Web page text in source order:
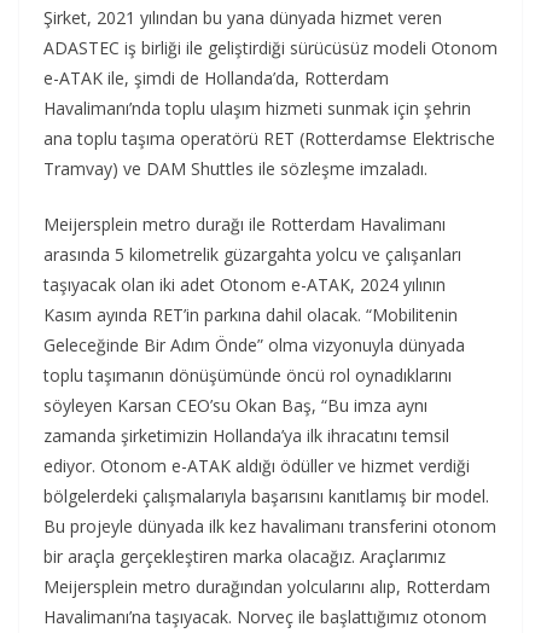
Şirket, 2021 yılından bu yana dünyada hizmet veren
ADASTEC iş birliği ile geliştirdiği sürücüsüz modeli Otonom
e-ATAK ile, şimdi de Hollanda’da, Rotterdam
Havalimanı’nda toplu ulaşım hizmeti sunmak için şehrin
ana toplu taşıma operatörü RET (Rotterdamse Elektrische
Tramvay) ve DAM Shuttles ile sözleşme imzaladı.
Meijersplein metro durağı ile Rotterdam Havalimanı
arasında 5 kilometrelik güzargahta yolcu ve çalışanları
taşıyacak olan iki adet Otonom e-ATAK, 2024 yılının
Kasım ayında RET’in parkına dahil olacak. “Mobilitenin
Geleceğinde Bir Adım Önde” olma vizyonuyla dünyada
toplu taşımanın dönüşümünde öncü rol oynadıklarını
söyleyen Karsan CEO’su Okan Baş, “Bu imza aynı
zamanda şirketimizin Hollanda’ya ilk ihracatını temsil
ediyor. Otonom e-ATAK aldığı ödüller ve hizmet verdiği
bölgelerdeki çalışmalarıyla başarısını kanıtlamış bir model.
Bu projeyle dünyada ilk kez havalimanı transferini otonom
bir araçla gerçekleştiren marka olacağız. Araçlarımız
Meijersplein metro durağından yolcularını alıp, Rotterdam
Havalimanı’na taşıyacak. Norveç ile başlattığımız otonom